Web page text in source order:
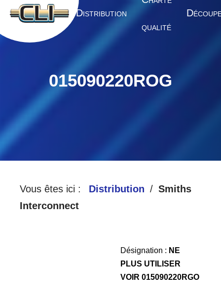
A CCUEIL DISTRIBUTION
QUALITÉ
D
015090220ROG
Vous êtes ici : Distribution
Smiths
Interconnect
Désignation : NE
PLUS UTILISER
VOIR 015090220RGO